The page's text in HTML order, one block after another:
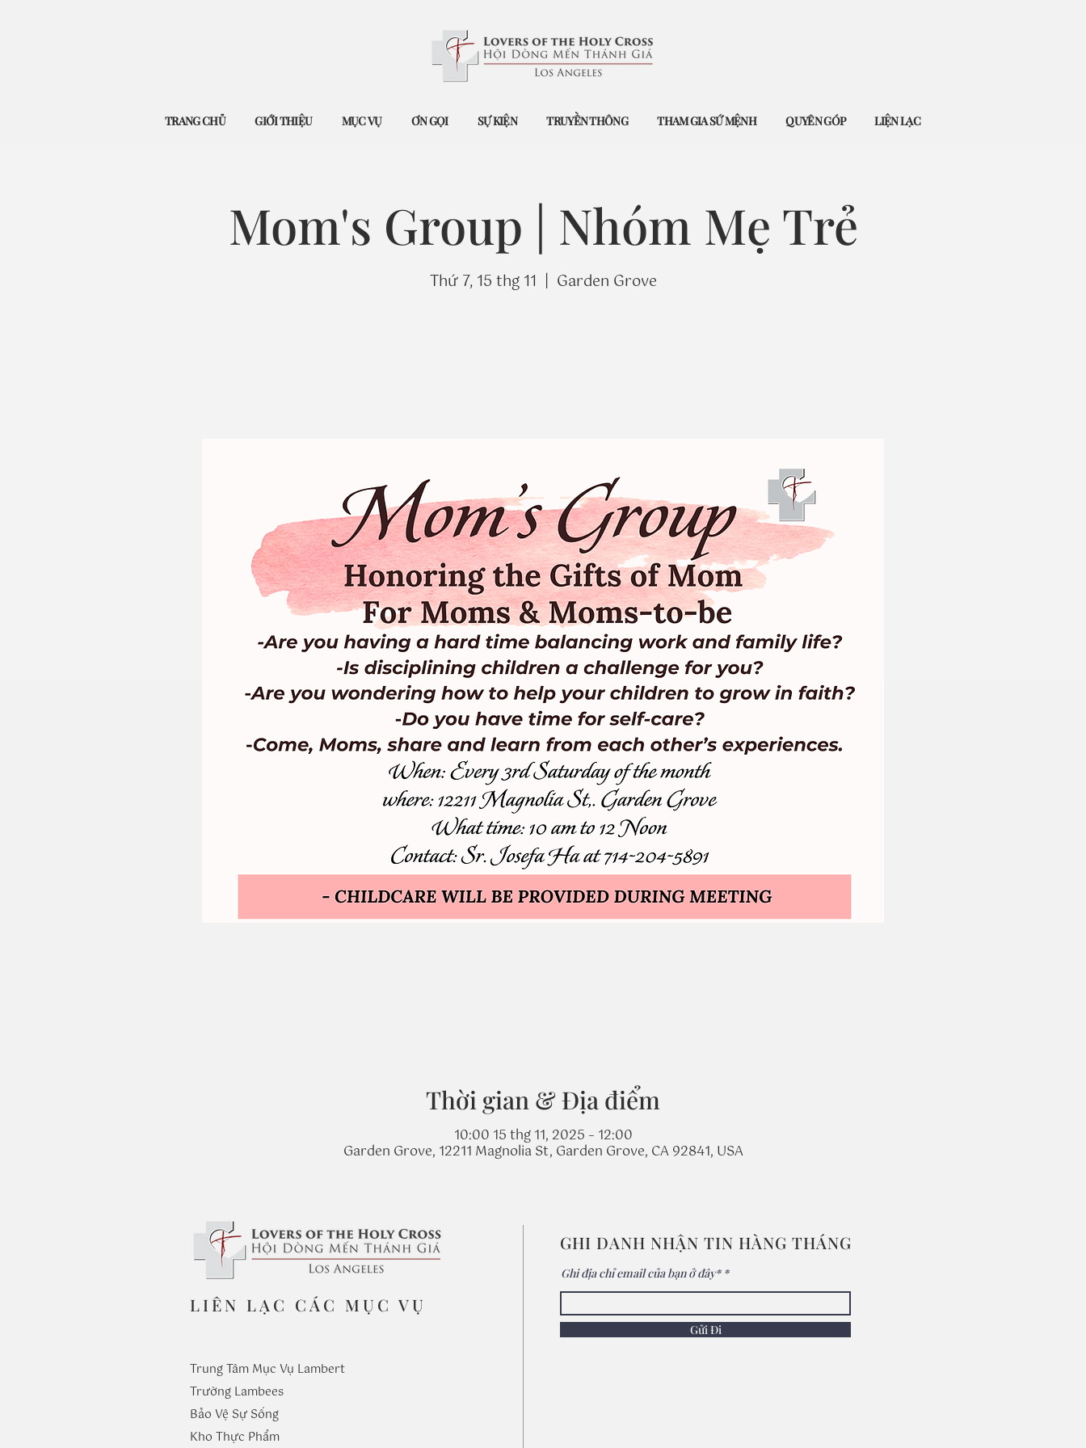
TRANG CHỦ GIỚI THIỆU MỤC VỤ ƠN GỌI SỰ KIỆN TRUYỀN THÔNG THAM GIA SỨ MỆNH QUYÊN GÓP LIỆN LẠC
Mom's Group | Nhóm Mẹ Trẻ
Thứ 7, 15 thg 11
  |
Garden Grove
Thời gian & Địa điểm
10:00 15 thg 11, 2025 – 12:00
Garden Grove, 12211 Magnolia St, Garden Grove, CA 92841, USA
LIÊN LẠC CÁC MỤC VỤ
Trung Tâm Mục Vụ Lambert
Trường Lambees
Bảo Vệ Sự Sống
Kho Thực Phẩm
GHI DANH NHẬN TIN HÀNG THÁNG
Ghi địa chỉ email của bạn ở đây*
Gửi Đi